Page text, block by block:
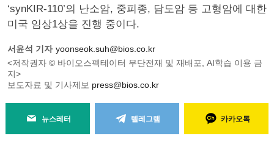
‘synKIR-110’의 난소암, 중피종, 담도암 등 고형암에 대한
미국 임상1상을 진행 중이다.
서윤석 기자 yoonseok.suh@bios.co.kr
<저작권자 © 바이오스펙테이터 무단전재 및 재배포, AI학습 이용 금
지>
보도자료 및 기사제보 press@bios.co.kr
뉴스레터 텔레그램 카카오톡